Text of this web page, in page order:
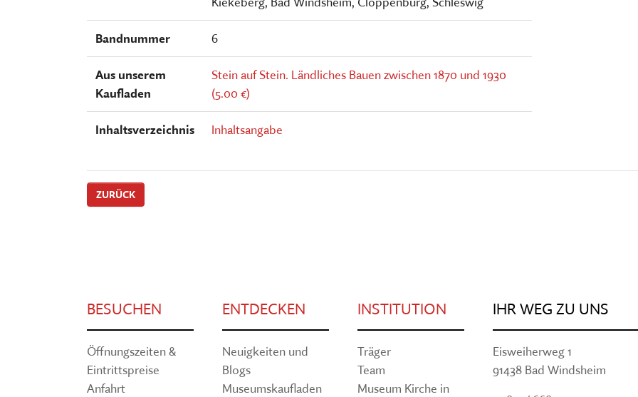
Bandnummer 6
Aus unserem
Kaufladen
Stein auf Stein. Ländliches Bauen zwischen 1870 und 1930
(5.00 €)
Inhaltsverzeichnis Inhaltsangabe
ZURÜCK
BESUCHEN
Öffnungszeiten &
Eintrittspreise
Anfahrt
ENTDECKEN
Neuigkeiten und
Blogs
Museumskaufladen
INSTITUTION
Träger
Team
Museum Kirche in
IHR WEG ZU UNS
Eisweiherweg 1
91438 Bad Windsheim